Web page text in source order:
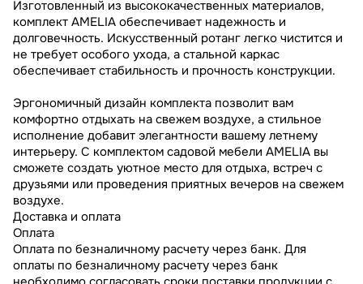
Изготовленный из высококачественных материалов,
комплект AMELIA обеспечивает надежность и
долговечность. Искусственный ротанг легко чистится и
не требует особого ухода, а стальной каркас
обеспечивает стабильность и прочность конструкции.
Эргономичный дизайн комплекта позволит вам
комфортно отдыхать на свежем воздухе, а стильное
исполнение добавит элегантности вашему летнему
интерьеру. С комплектом садовой мебели AMELIA вы
сможете создать уютное место для отдыха, встреч с
друзьями или проведения приятных вечеров на свежем
воздухе.
Доставка и оплата
Оплата
Оплата по безналичному расчету через банк. Для
оплаты по безналичному расчету через банк